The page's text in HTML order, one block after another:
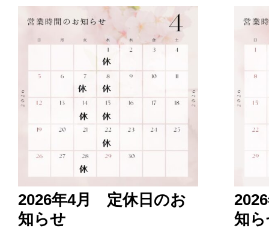
2026年4月 定休日のお
知らせ
知